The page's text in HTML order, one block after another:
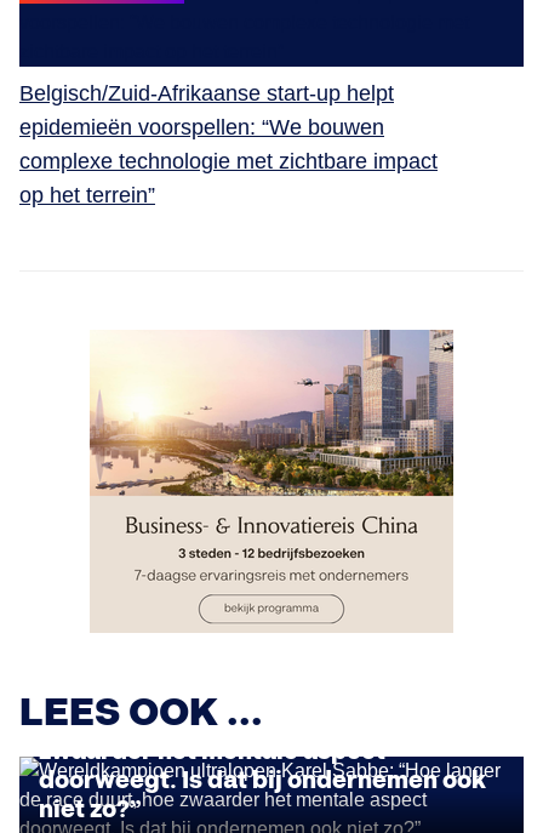
Belgisch/Zuid-Afrikaanse start-up helpt
epidemieën voorspellen: “We bouwen
complexe technologie met zichtbare impact
op het terrein”
LEES OOK ...
Wereldkampioen ultralopen Karel
Sabbe: “Hoe langer de race duurt, hoe
zwaarder het mentale aspect
doorweegt. Is dat bij ondernemen ook
niet zo?”
IMPACT ONDERNEMEN